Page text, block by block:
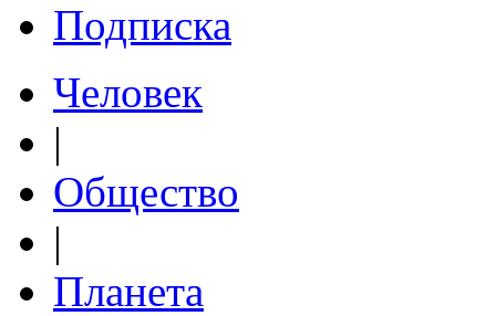
Подписка
Человек
|
Общество
|
Планета